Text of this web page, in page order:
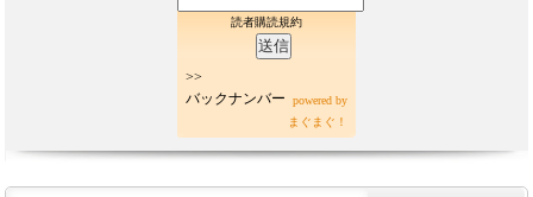
読者購読規約
>>
バックナンバー
powered by
まぐまぐ！